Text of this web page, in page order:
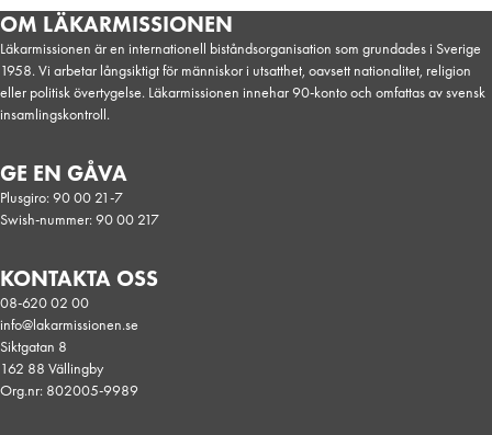
Säkra förlossningar, Kongo, Hälsa
OM LÄKARMISSIONEN
Läkarmissionen är en internationell biståndsorganisation som grundades i Sverige
1958. Vi arbetar långsiktigt för människor i utsatthet, oavsett nationalitet, religion
eller politisk övertygelse. Läkarmissionen innehar 90-konto och omfattas av svensk
insamlingskontroll.
GE EN GÅVA
Plusgiro: 90 00 21-7
Swish-nummer: 90 00 217
KONTAKTA OSS
08-620 02 00
info@lakarmissionen.se
Siktgatan 8
162 88 Vällingby
Org.nr: 802005-9989